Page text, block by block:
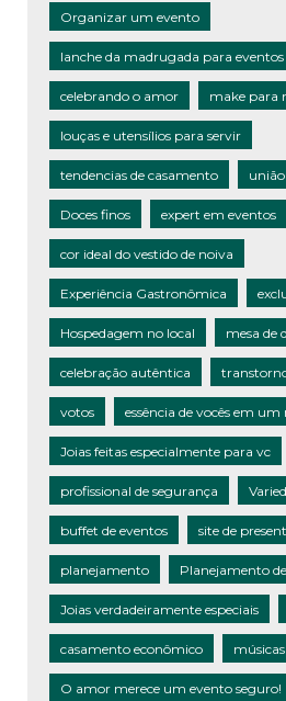
Organizar um evento
lanche da madrugada para eventos
celebrando o amor make para
louças e utensílios para servir
tendencias de casamento
Doces finos expert em eventos
cor ideal do vestido de noiva
Experiência Gastronômica
Hospedagem no local mesa de
celebração autêntica
votos essência de vocês em
Joias feitas especialmente para vc
profissional de segurança
buffet de eventos site de
planejamento Planejamento
Joias verdadeiramente especiais
casamento econômico
O amor merece um evento seguro!